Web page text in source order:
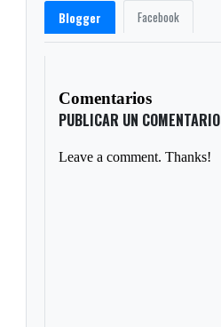
Blogger Facebook
Comentarios
PUBLICAR UN COMENTARIO
Leave a comment. Thanks!